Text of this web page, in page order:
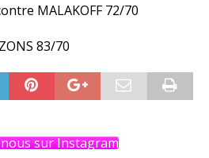
MALAKOFF 72/70
83/70
sur Instagram